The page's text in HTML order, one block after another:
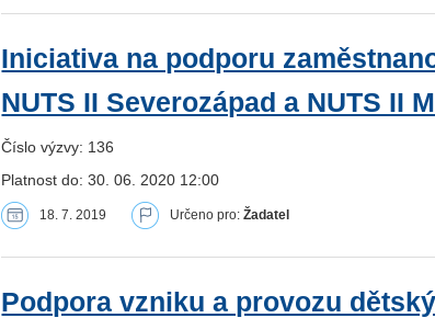
Iniciativa na podporu
NUTS II Severozápad a NUTS II
Číslo výzvy: 136
Platnost do: 30. 06. 2020 12:00
18. 7. 2019 Určeno pro:Žadatel
Podpora vzniku a provozu